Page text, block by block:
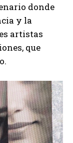
donde
y la
artistas
que